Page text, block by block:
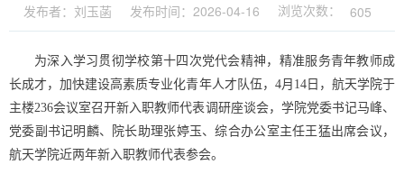
发布者：刘玉菡 发布时间：2026-04-16 浏览次数： 605
为深入学习贯彻学校第十四次党代会精神，精准服务青年教师成
长成才，加快建设高素质专业化青年人才队伍， 4月 14日，航天学院于
主楼236会议室召开新入职教师代表调研座谈会，学院党委书记马峰、
党委副书记明麟、院长助理张婷玉、综合办公室主任王猛出席会议，
航天学院近两年新入职教师代表参会。